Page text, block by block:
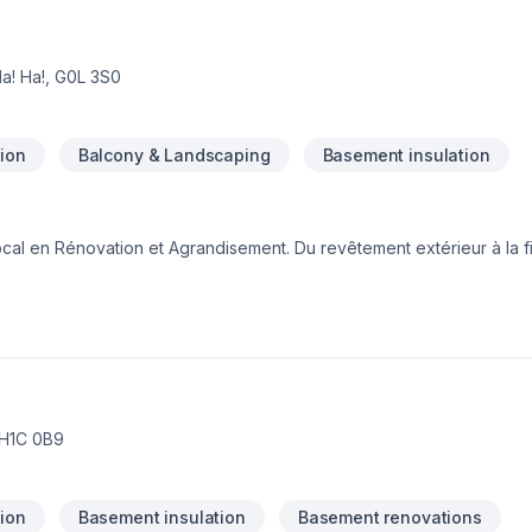
Ha!, G0L 3S0
Balcony & Landscaping Basement insulation
Du revêtement extérieur à la finition intérieure
sur mesure et un service clé en main irréprochable.
0B9
Basement insulation Basement renovations